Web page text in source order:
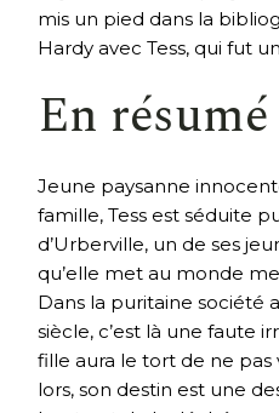
mis un pied dans la
Hardy avec Tess, qui fut
En résumé
Jeune paysanne
famille, Tess est séduite
d’Urberville, un de ses
qu’elle met au monde
Dans la puritaine société
siècle, c’est là une faute
fille aura le tort de ne pas
lors, son destin est une